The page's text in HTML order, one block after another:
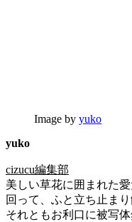
Image by yuko
yuko
cizucu編集部
美しい草花に囲まれた
回って、ふと立ち止ま
それともお利口に被写